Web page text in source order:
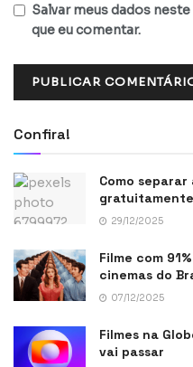
Salvar meus dados
que eu comentar.
Confira!
Como
gratuitamente
29/12/2025
Filme com
cinemas do
07/12/2025
Filmes na
vai passar